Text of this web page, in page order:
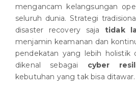
mengancam kelangsungan
seluruh dunia. Strategi
disaster recovery saja tidak
menjamin keamanan dan
pendekatan yang lebih
dikenal sebagai cyber
kebutuhan yang tak bisa ditawar.